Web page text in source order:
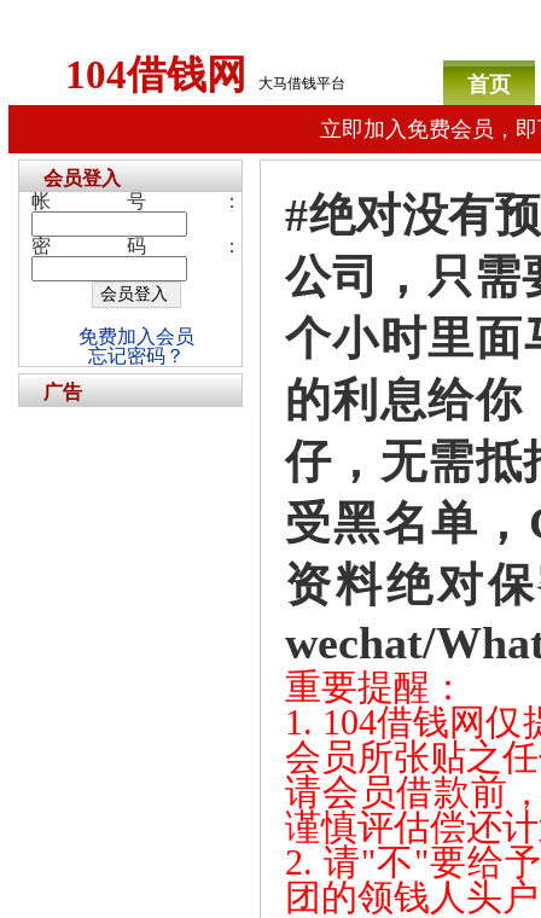
104借钱网 大马借钱平台
首页
立即加入免费会员，
#绝对没有
公司，只需
个小时里面
的利息给你
仔，无需抵
受黑名单，
资料绝对
wechat/
重要提醒：
1. 104借钱网
会员所张贴之
请会员借款前
谨慎评估偿还
2. 请"不"要给
团的领钱人头
会员登入
帐号：
密码：
免费加入会员
忘记密码？
广告